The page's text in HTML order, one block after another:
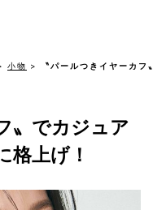
小物 〝パールつきイヤーカ
〟でカジュア
格上げ！